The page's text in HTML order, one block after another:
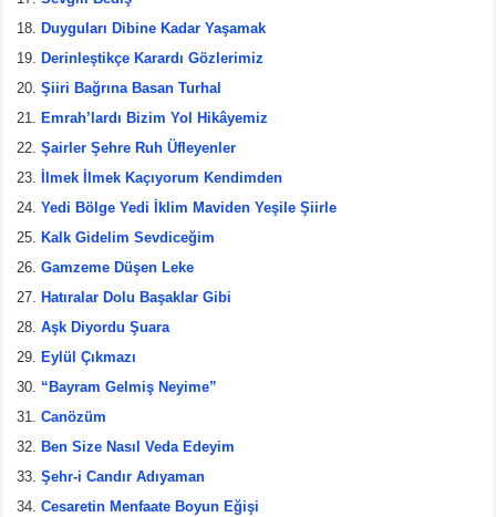
Duyguları Dibine Kadar Yaşamak
Derinleştikçe Karardı Gözlerimiz
Şiiri Bağrına Basan Turhal
Emrah’lardı Bizim Yol Hikâyemiz
Şairler Şehre Ruh Üfleyenler
İlmek İlmek Kaçıyorum Kendimden
Yedi Bölge Yedi İklim Maviden Yeşile Şiirle
Kalk Gidelim Sevdiceğim
Gamzeme Düşen Leke
Hatıralar Dolu Başaklar Gibi
Aşk Diyordu Şuara
Eylül Çıkmazı
“Bayram Gelmiş Neyime”
Canözüm
Ben Size Nasıl Veda Edeyim
Şehr-i Candır Adıyaman
Cesaretin Menfaate Boyun Eğişi